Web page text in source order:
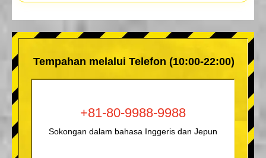
Tempahan melalui Telefon (10:00-22:00)
+81-80-9988-9988
Sokongan dalam bahasa Inggeris dan Jepun